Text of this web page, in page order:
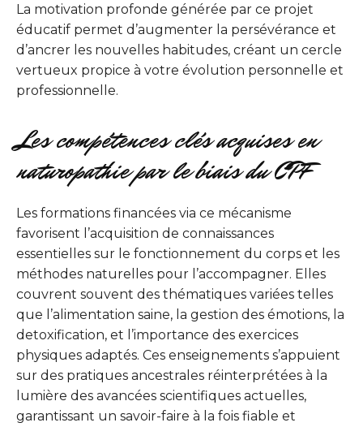
La motivation profonde générée par ce projet
éducatif permet d’augmenter la persévérance et
d’ancrer les nouvelles habitudes, créant un cercle
vertueux propice à votre évolution personnelle et
professionnelle.
Les compétences clés acquises en
naturopathie par le biais du CPF
Les formations financées via ce mécanisme
favorisent l’acquisition de connaissances
essentielles sur le fonctionnement du corps et les
méthodes naturelles pour l’accompagner. Elles
couvrent souvent des thématiques variées telles
que l’alimentation saine, la gestion des émotions, la
detoxification, et l’importance des exercices
physiques adaptés. Ces enseignements s’appuient
sur des pratiques ancestrales réinterprétées à la
lumière des avancées scientifiques actuelles,
garantissant un savoir-faire à la fois fiable et